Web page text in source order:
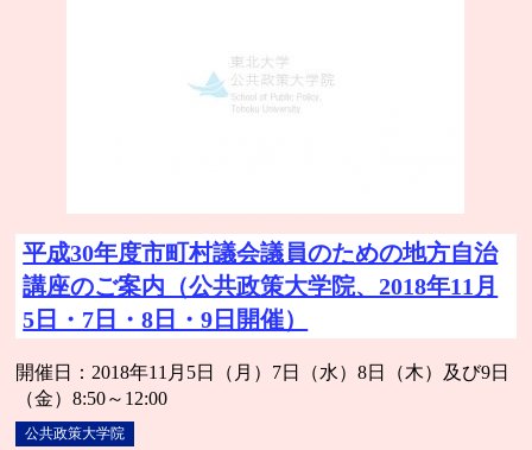
平成30年度市町村議会議員のための地方自治
講座のご案内（公共政策大学院、2018年11月
5日・7日・8日・9日開催）
開催日：2018年11月5日（月）7日（水）8日（木）及び9日
（金）8:50～12:00
公共政策大学院